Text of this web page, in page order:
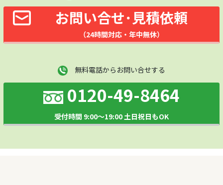
お問い合せ･見積依頼
（24時間対応・年中無休）
無料電話からお問い合せする
0120-49-8464
受付時間 9:00～19:00 土日祝日もOK